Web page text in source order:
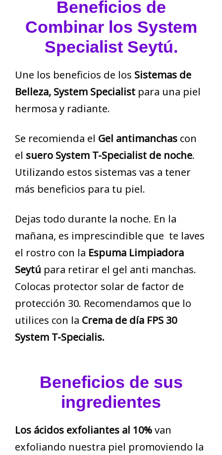
Beneficios de
Combinar los System
Specialist Seytú.
Une los beneficios de los Sistemas de
Belleza, System Specialist para una piel
hermosa y radiante.
Se recomienda el Gel antimanchas con
el suero System T-Specialist de noche.
Utilizando estos sistemas vas a tener
más beneficios para tu piel.
Dejas todo durante la noche. En la
mañana, es imprescindible que te laves
el rostro con la Espuma Limpiadora
Seytú para retirar el gel anti manchas.
Colocas protector solar de factor de
protección 30. Recomendamos que lo
utilices con la Crema de día FPS 30
System T-Specialis.
Beneficios de sus
ingredientes
Los ácidos exfoliantes al 10%van
exfoliando nuestra piel promoviendo la